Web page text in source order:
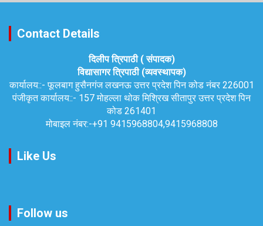
Contact Details
दिलीप त्रिपाठी ( संपादक)
विद्यासागर त्रिपाठी (व्यवस्थापक)
कार्यालय::-फूलबाग हुसैनगंज लखनऊ उत्तर प्रदेश पिन कोड नंबर 226001
पंजीकृत कार्यालय::- 157 मोहल्ला थोक मिश्रिख सीतापुर उत्तर प्रदेश पिन
कोड 261401
मोबाइल नंबर:-+91 9415968804,9415968808
Like Us
Follow us